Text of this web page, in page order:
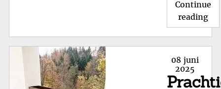
Continue
reading
Posted
on
08 juni
2025